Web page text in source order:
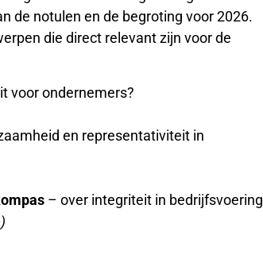
de notulen en de begroting voor 2026.
die direct relevant zijn voor de
voor ondernemers?
en representativiteit in
– over integriteit in bedrijfsvoering